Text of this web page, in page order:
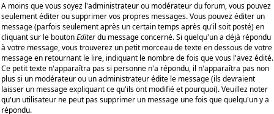
A moins que vous soyez l'administrateur ou modérateur du forum, vous pouvez
seulement éditer ou supprimer vos propres messages. Vous pouvez éditer un
message (parfois seulement après un certain temps après qu'il soit posté) en
cliquant sur le boutonEditerdu message concerné. Si quelqu'un a déjà répondu
à votre message, vous trouverez un petit morceau de texte en dessous de votre
message en retournant le lire, indiquant le nombre de fois que vous l'avez édité.
Ce petit texte n'apparaîtra pas si personne n'a répondu, il n'apparaîtra pas non
plus si un modérateur ou un administrateur édite le message (ils devraient
laisser un message expliquant ce qu'ils ont modifié et pourquoi). Veuillez noter
qu'un utilisateur ne peut pas supprimer un message une fois que quelqu'un y a
répondu.